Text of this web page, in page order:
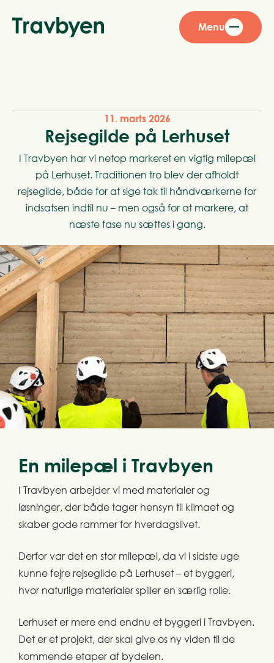
Menu
11. marts 2026
Rejsegilde på Lerhuset
I Travbyen har vi netop markeret en vigtig milepæl
på Lerhuset. Traditionen tro blev der afholdt
rejsegilde, både for at sige tak til håndværkerne for
indsatsen indtil nu – men også for at markere, at
næste fase nu sættes i gang.
En milepæl i Travbyen
I Travbyen arbejder vi med materialer og
løsninger, der både tager hensyn til klimaet og
skaber gode rammer for hverdagslivet.
Derfor var det en stor milepæl, da vi i sidste uge
kunne fejre rejsegilde på Lerhuset – et byggeri,
hvor naturlige materialer spiller en særlig rolle.
Lerhuset er mere end endnu et byggeri i Travbyen.
Det er et projekt, der skal give os ny viden til de
kommende etaper af bydelen.